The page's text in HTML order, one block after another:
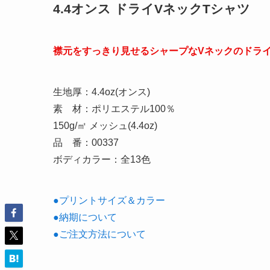
4.4オンス ドライVネックTシャツ
襟元をすっきり見せるシャープなVネックのドラ
生地厚：4.4oz(オンス)
素 材：ポリエステル100％
150g/㎡ メッシュ(4.4oz)
品 番：00337
ボディカラー：全13色
●プリントサイズ＆カラー
●納期について
●ご注文方法について